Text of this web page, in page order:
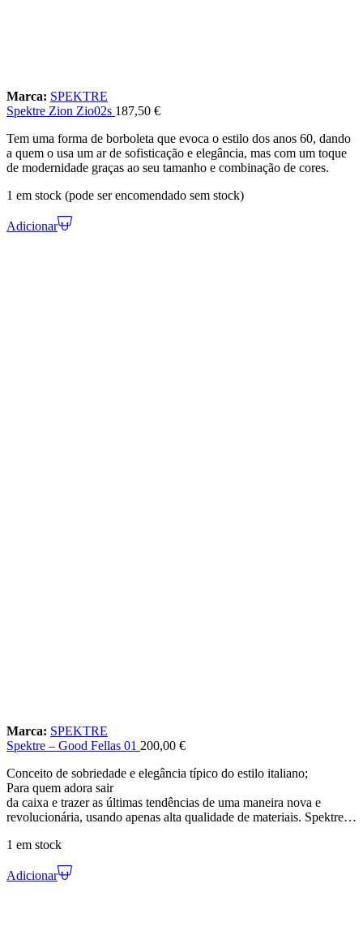
Marca: SPEKTRE
Spektre Zion Zio02s 187,50 €
Tem uma forma de borboleta que evoca o estilo dos anos 60, dando
a quem o usa um ar de sofisticação e elegância, mas com um toque
de modernidade graças ao seu tamanho e combinação de cores.
1 em stock (pode ser encomendado sem stock)
Adicionar
Marca: SPEKTRE
Spektre – Good Fellas 01 200,00 €
Conceito de sobriedade e elegância típico do estilo italiano;
Para quem adora sair
da caixa e trazer as últimas tendências de uma maneira nova e
revolucionária, usando apenas alta qualidade de materiais. Spektre…
1 em stock
Adicionar